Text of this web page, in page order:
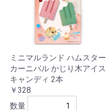
ミニマルランド ハムスター
カーニバル かじり木アイス
キャンディ 2本
￥328
数量